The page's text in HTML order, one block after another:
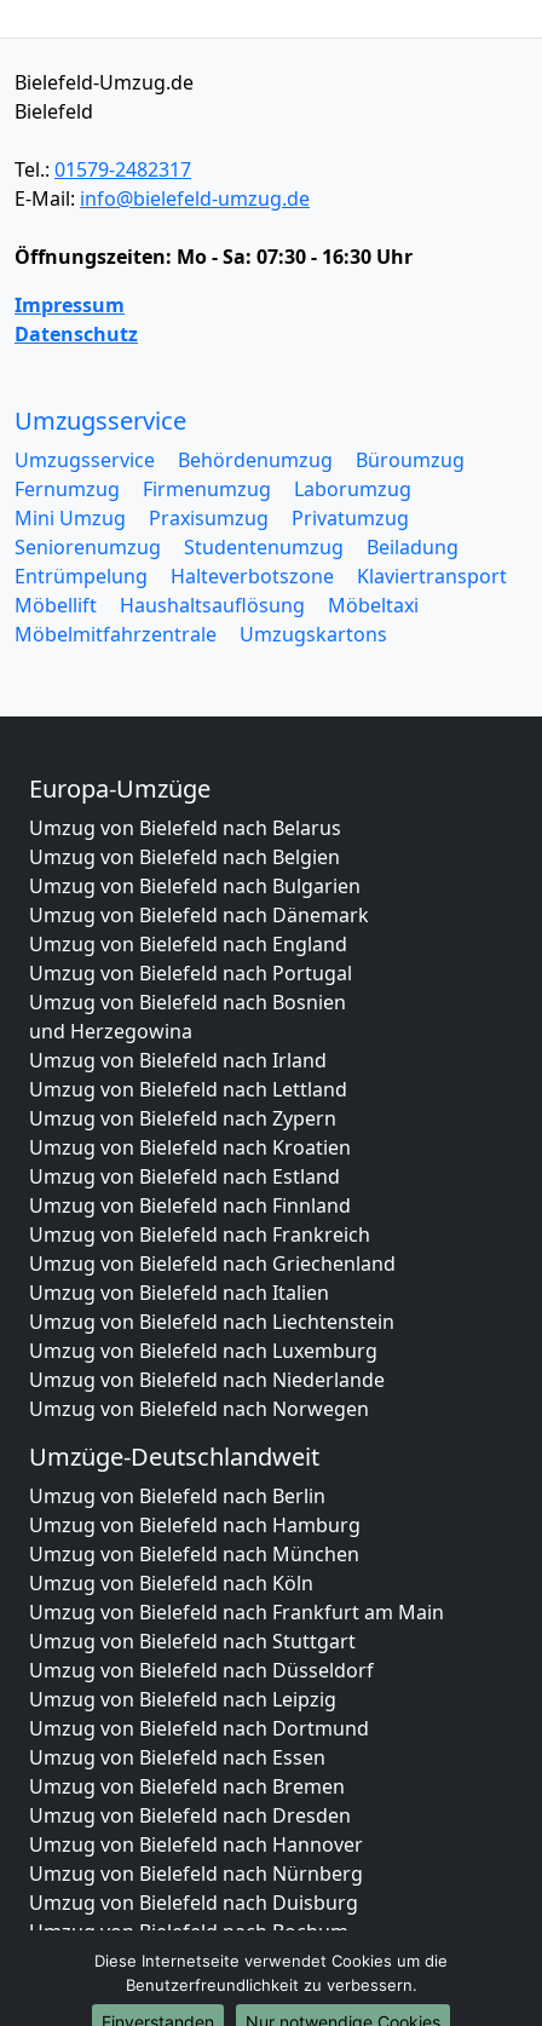
Bielefeld-Umzug.de
Bielefeld
Tel.: 01579-2482317
E-Mail: info@bielefeld-umzug.de
Öffnungszeiten: Mo - Sa: 07:30 - 16:30 Uhr
Impressum
Datenschutz
Umzugsservice
Umzugsservice Behördenumzug
Büroumzug
Fernumzug
Firmenumzug
Laborumzug
Mini Umzug
Praxisumzug
Privatumzug
Seniorenumzug
Studentenumzug
Beiladung
Entrümpelung
Halteverbotszone
Klaviertransport
Möbellift
Haushaltsauflösung
Möbeltaxi
Möbelmitfahrzentrale
Umzugskartons
Europa-Umzüge
Umzug von Bielefeld nach Belarus
Umzug von Bielefeld nach Belgien
Umzug von Bielefeld nach Bulgarien
Umzug von Bielefeld nach Dänemark
Umzug von Bielefeld nach England
Umzug von Bielefeld nach Portugal
Umzug von Bielefeld nach Bosnien
und Herzegowina
Umzug von Bielefeld nach Irland
Umzug von Bielefeld nach Lettland
Umzug von Bielefeld nach Zypern
Umzug von Bielefeld nach Kroatien
Umzug von Bielefeld nach Estland
Umzug von Bielefeld nach Finnland
Umzug von Bielefeld nach Frankreich
Umzug von Bielefeld nach Griechenland
Umzug von Bielefeld nach Italien
Umzug von Bielefeld nach Liechtenstein
Umzug von Bielefeld nach Luxemburg
Umzug von Bielefeld nach Niederlande
Umzug von Bielefeld nach Norwegen
Umzüge-Deutschlandweit
Umzug von Bielefeld nach Berlin
Umzug von Bielefeld nach Hamburg
Umzug von Bielefeld nach München
Umzug von Bielefeld nach Köln
Umzug von Bielefeld nach Frankfurt am Main
Umzug von Bielefeld nach Stuttgart
Umzug von Bielefeld nach Düsseldorf
Umzug von Bielefeld nach Leipzig
Umzug von Bielefeld nach Dortmund
Umzug von Bielefeld nach Essen
Umzug von Bielefeld nach Bremen
Umzug von Bielefeld nach Dresden
Umzug von Bielefeld nach Hannover
Umzug von Bielefeld nach Nürnberg
Umzug von Bielefeld nach Duisburg
Umzug von Bielefeld nach Bochum
Umzug von Bielefeld nach Wuppertal
Umzug von Bielefeld nach Bielefeld
Umzug von Bielefeld nach Bonn
Diese Internetseite verwendet Cookies um die
Benutzerfreundlichkeit zu verbessern.
Einverstanden
Nur notwendige Cookies